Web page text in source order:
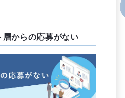
からの応募がない